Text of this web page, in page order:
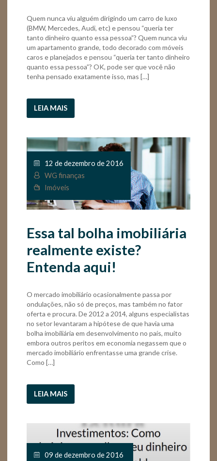
Quem nunca viu alguém dirigindo um carro de luxo
(BMW, Mercedes, Audi, etc) e pensou “queria ter
tanto dinheiro quanto essa pessoa”? Quem nunca viu
um apartamento grande, todo decorado com móveis
caros e planejados e pensou “queria ter tanto dinheiro
quanto essa pessoa”? OK, pode ser que você não
tenha pensado exatamente isso, mas […]
LEIA MAIS
12 de dezembro de 2016
WG finanças
Imóveis
Essa tal bolha imobiliária
realmente existe?
Entenda aqui!
O mercado imobiliário ocasionalmente passa por
ondulações, não só de preços, mas também no fator
oferta e procura. De 2012 a 2014, alguns especialistas
no setor levantaram a hipótese de que havia uma
bolha imobiliária em desenvolvimento no país, muito
embora outros peritos em economia negassem que o
mercado imobiliário enfrentasse uma grande crise.
Como […]
LEIA MAIS
09 de dezembro de 2016